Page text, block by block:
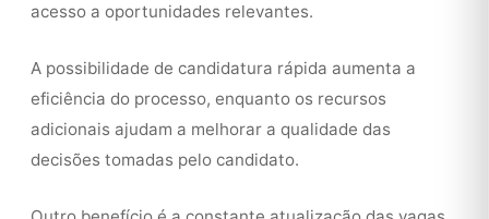
acesso a oportunidades relevantes.
A possibilidade de candidatura rápida aumenta a
eficiência do processo, enquanto os recursos
adicionais ajudam a melhorar a qualidade das
decisões tomadas pelo candidato.